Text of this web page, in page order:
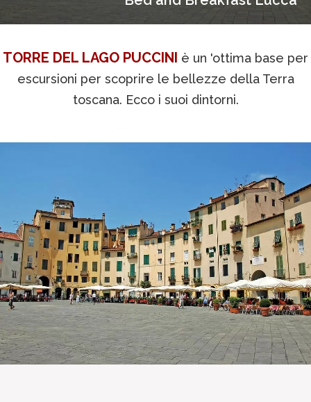
TORRE DEL LAGO PUCCINI è un 'ottima base per
escursioni per scoprire le bellezze della Terra
toscana. Ecco i suoi dintorni.